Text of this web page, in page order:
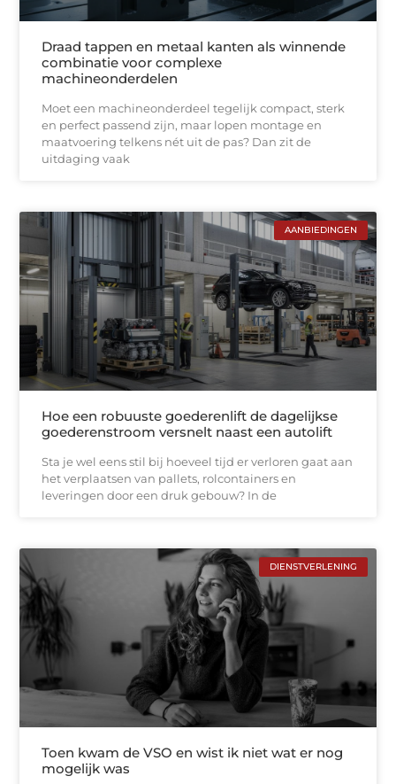
Draad tappen en metaal kanten als winnende
combinatie voor complexe
machineonderdelen
Moet een machineonderdeel tegelijk compact, sterk
en perfect passend zijn, maar lopen montage en
maatvoering telkens nét uit de pas? Dan zit de
uitdaging vaak
AANBIEDINGEN
Hoe een robuuste goederenlift de dagelijkse
goederenstroom versnelt naast een autolift
Sta je wel eens stil bij hoeveel tijd er verloren gaat aan
het verplaatsen van pallets, rolcontainers en
leveringen door een druk gebouw? In de
DIENSTVERLENING
Toen kwam de VSO en wist ik niet wat er nog
mogelijk was